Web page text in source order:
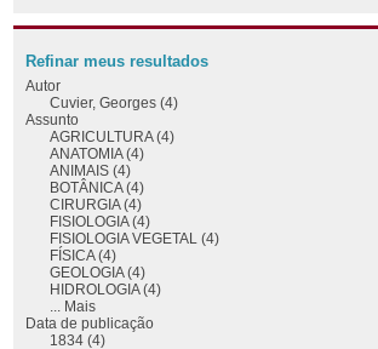
Refinar meus resultados
Autor
Cuvier, Georges (4)
Assunto
AGRICULTURA (4)
ANATOMIA (4)
ANIMAIS (4)
BOTÂNICA (4)
CIRURGIA (4)
FISIOLOGIA (4)
FISIOLOGIA VEGETAL (4)
FÍSICA (4)
GEOLOGIA (4)
HIDROLOGIA (4)
... Mais
Data de publicação
1834 (4)